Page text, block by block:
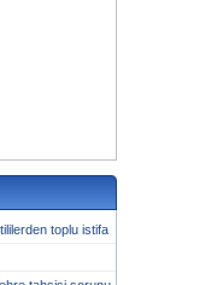
toplu istifa